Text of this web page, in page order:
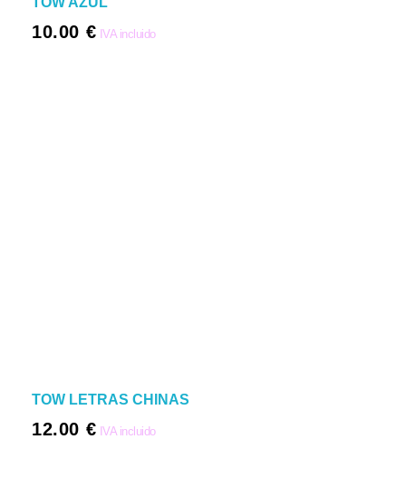
10.00 € IVA incluido
TOW LETRAS CHINAS
12.00 € IVA incluido